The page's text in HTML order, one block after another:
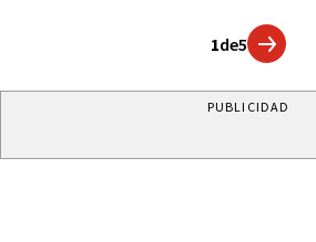
1de5
PUBLICIDAD